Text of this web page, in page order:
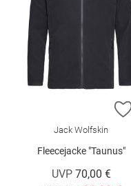
Jack Wolfskin
Fleecejacke "Taunus"
UVP 70,00 €